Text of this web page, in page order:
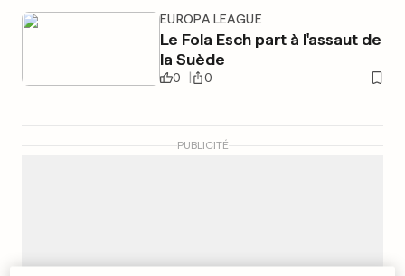
EUROPA LEAGUE
Le Fola Esch part à l'assaut de
la Suède
0 0
PUBLICITÉ